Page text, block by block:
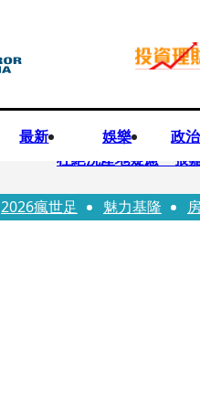
最新 娛樂 政
快訊
杜絕洗產地疑慮 張
快訊
「簽名牆變戰場！」
2026瘋世足 魅力基隆